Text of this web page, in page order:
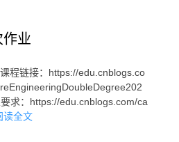
作业
程链接：https://edu.cnblogs.co
求：https://edu.cnblogs.com/ca
读全文